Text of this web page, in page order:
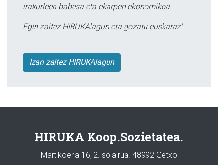
irakurleen babesa eta ekarpen ekonomikoa.
Egin zaitez HIRUKAlagun eta gozatu euskaraz!
Izan zaitez HIRUKAlagun
HIRUKA Koop.Sozietatea.
Martikoena 16, 2. solairua. 48992 Getxo